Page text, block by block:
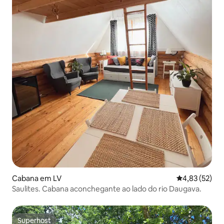
Cabana em LV Classificação
4,83 (52)
Saulites. Cabana aconchegante ao lado do rio Daugava.
Superhost